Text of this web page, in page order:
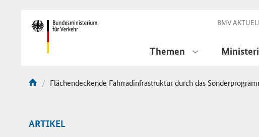
Navigation BMV AKTUELL
Themen
Aktuelle
Flächendeckende Fahrradinfrastruktur durch das
ARTIKEL